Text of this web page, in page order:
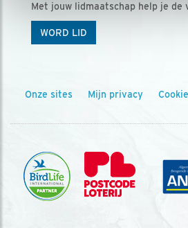
Met jouw lidmaatschap help je de
WORD LID
Onze sites Mijn privacy